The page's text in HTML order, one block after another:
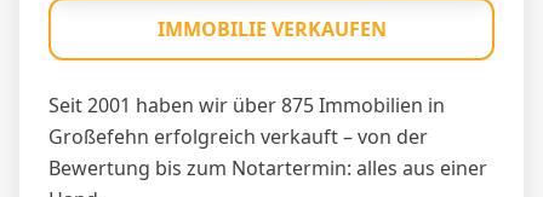
Seit 2001 haben wir über 875 Immobilien in
Großefehn erfolgreich verkauft – von der
Bewertung bis zum Notartermin: alles aus einer
IMMOBILIE VERKAUFEN